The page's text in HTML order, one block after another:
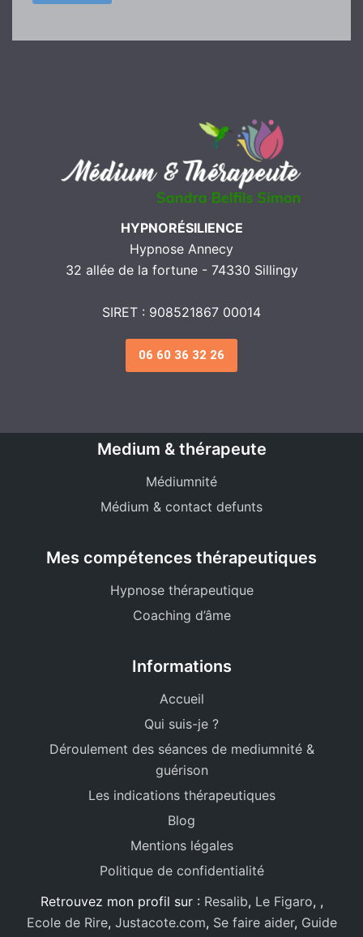
HYPNORÉSILIENCE
Hypnose Annecy
32 allée de la fortune - 74330 Sillingy
SIRET : 908521867 00014
06 60 36 32 26
Medium & thérapeute
Médiumnité
Médium & contact defunts
Mes compétences thérapeutiques
Hypnose thérapeutique
Coaching d’âme
Informations
Accueil
Qui suis-je ?
Déroulement des séances de mediumnité &
guérison
Les indications thérapeutiques
Blog
Mentions légales
Politique de confidentialité
Retrouvez mon profil sur : Resalib, Le Figaro, ,
Ecole de Rire, Justacote.com, Se faire aider, Guide